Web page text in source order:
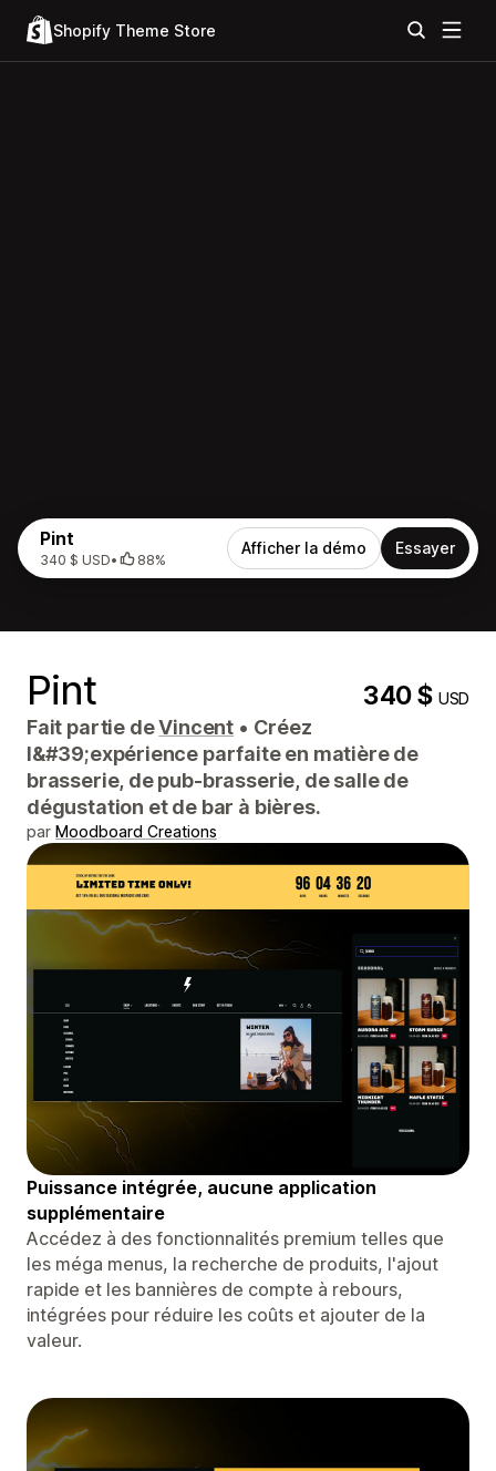
Shopify Theme Store
Pint
340 $ USD• 88%
Afficher la démo Essayer
Pint 340 $USD
Fait partie deVincent • Créez
l&#39;expérience parfaite en matière de
brasserie, de pub-brasserie, de salle de
dégustation et de bar à bières.
par Moodboard Creations
Puissance intégrée, aucune application
supplémentaire
Accédez à des fonctionnalités premium telles que
les méga menus, la recherche de produits, l'ajout
rapide et les bannières de compte à rebours,
intégrées pour réduire les coûts et ajouter de la
valeur.